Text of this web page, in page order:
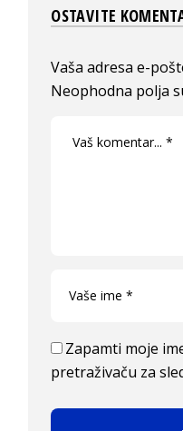
OSTAVITE
Vaša adresa e-
Neophodna polja
Zapamti moje
pretraživaču za